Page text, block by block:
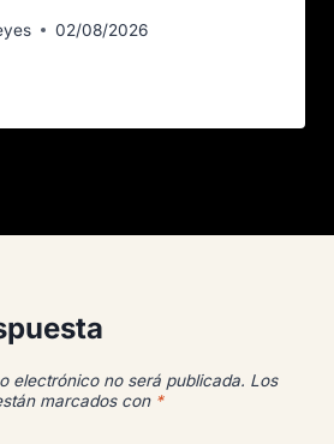
02/08/2026
electrónico no será publicada. Los
marcados con *